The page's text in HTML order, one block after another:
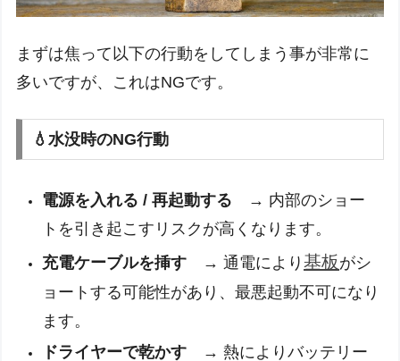
まずは焦って以下の行動をしてしまう事が非常に
多いですが、これはNGです。
💧水没時のNG行動
電源を入れる / 再起動する → 内部のショー
トを引き起こすリスクが高くなります。
充電ケーブルを挿す → 通電により基板がシ
ョートする可能性があり、最悪起動不可になり
ます。
ドライヤーで乾かす → 熱によりバッテリー